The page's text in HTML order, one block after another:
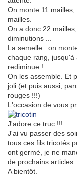
On monte 11
mailles.
On a donc 22
diminutions ...
La semelle : on
chaque rang, jusqu'à
rediminue !
On les assemble. Et
joli (et puis aussi,
rouges !!!)
L'occasion de vous
J'adore ce truc !!!
J'ai vu passer des
tous ces fils tricotés
ont germé, je ne
de prochains articles ...
A bientôt.